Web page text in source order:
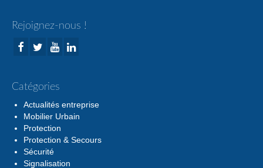
Rejoignez-nous !
Catégories
Actualités entreprise
Mobilier Urbain
Protection
Protection & Secours
Sécurité
Signalisation